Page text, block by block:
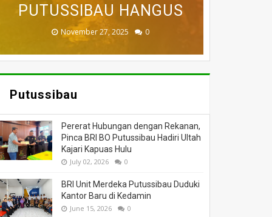
DUNIA
July 05, 2026 0
PUTUSSIBAU HANGUS
November 27, 2025 0
BADAU BERI BANTUAN
March 26, 2025 0
DILALAP API
March 13, 2025 0
MASSA
February 18, 2025 0
Putussibau
Pererat Hubungan dengan Rekanan,
Pinca BRI BO Putussibau Hadiri Ultah
Kajari Kapuas Hulu
July 02, 2026 0
BRI Unit Merdeka Putussibau Duduki
Kantor Baru di Kedamin
June 15, 2026 0